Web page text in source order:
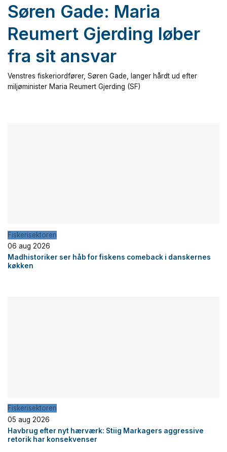
Søren Gade: Maria
Reumert Gjerding løber
fra sit ansvar
Venstres fiskeriordfører, Søren Gade, langer hårdt ud efter
miljøminister Maria Reumert Gjerding (SF)
Fiskerisektoren
06 aug 2026
Madhistoriker ser håb for fiskens comeback i danskernes
køkken
Fiskerisektoren
05 aug 2026
Havbrug efter nyt hærværk: Stiig Markagers aggressive
retorik har konsekvenser